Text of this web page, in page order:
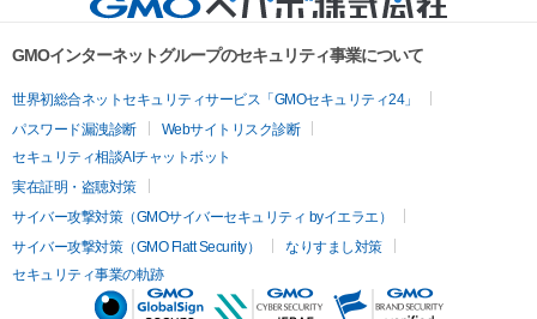
GMOインターネットグループのセキュリティ事業について
世界初総合ネットセキュリティサービス「GMOセキュリティ24」
パスワード漏洩診断
Webサイトリスク診断
セキュリティ相談AIチャットボット
実在証明・盗聴対策
サイバー攻撃対策（GMOサイバーセキュリティ byイエラエ）
サイバー攻撃対策（GMO Flatt Security）
なりすまし対策
セキュリティ事業の軌跡